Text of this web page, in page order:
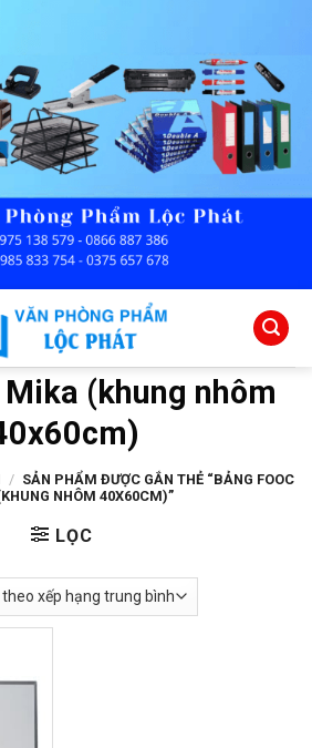
(khung nhôm
/ SẢN PHẨM ĐƯỢC GẮN THẺ “BẢNG FOOC
NHÔM 40X60CM)”
LỌC